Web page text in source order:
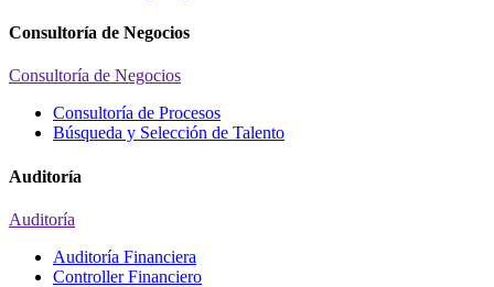
Consultoría de Negocios
Consultoría de Negocios
Consultoría de Procesos
Búsqueda y Selección de Talento
Auditoría
Auditoría
Auditoría Financiera
Controller Financiero